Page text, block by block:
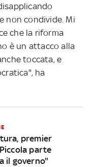
non condivide. Mi
che la riforma
è un attacco alla
toccata, e
ha
premier
parte
il governo"